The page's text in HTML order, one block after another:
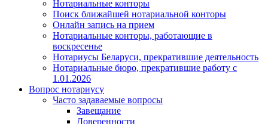
Нотариальные конторы
Поиск ближайшей нотариальной конторы
Онлайн запись на прием
Нотариальные конторы, работающие в
воскресенье
Нотариусы Беларуси, прекратившие деятельность
Нотариальные бюро, прекратившие работу с
1.01.2026
Вопрос нотариусу
Часто задаваемые вопросы
Завещание
Доверенности